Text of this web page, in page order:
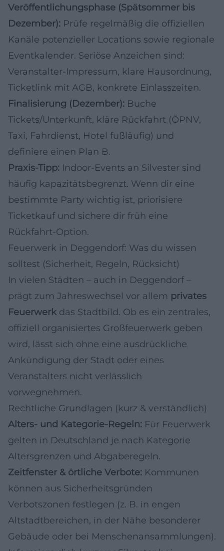
Veröffentlichungsphase (Spätsommer bis
Dezember): Prüfe regelmäßig die offiziellen
Kanäle potenzieller Locations sowie regionale
Eventkalender. Seriöse Anzeichen sind:
Veranstalter-Impressum, klare Hausordnung,
Ticketlink mit AGB, konkrete Einlasszeiten.
Finalisierung (Dezember): Buche
Tickets/Unterkunft, kläre Rückfahrt (ÖPNV,
Taxi, Fahrdienst, Hotel fußläufig) und
definiere einen Plan B.
Praxis-Tipp: Indoor-Events an Silvester sind
häufig kapazitätsbegrenzt. Wenn dir eine
bestimmte Party wichtig ist, priorisiere
Ticketkauf und sichere dir früh eine
Rückfahrt-Option.
Feuerwerk in Deggendorf: Was du wissen
solltest (Sicherheit, Regeln, Rücksicht)
In vielen Städten – auch in Deggendorf –
prägt zum Jahreswechsel vor allem privates
Feuerwerk das Stadtbild. Ob es ein zentrales,
offiziell organisiertes Großfeuerwerk geben
wird, lässt sich ohne eine ausdrückliche
Ankündigung der Stadt oder eines
Veranstalters nicht verlässlich
vorwegnehmen.
Rechtliche Grundlagen (kurz & verständlich)
Alters- und Kategorie-Regeln: Für Feuerwerk
gelten in Deutschland je nach Kategorie
Altersgrenzen und Abgaberegeln.
Zeitfenster & örtliche Verbote: Kommunen
können aus Sicherheitsgründen
Verbotszonen festlegen (z. B. in engen
Altstadtbereichen, in der Nähe besonderer
Gebäude oder bei Menschenansammlungen).